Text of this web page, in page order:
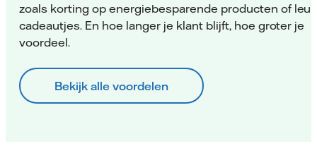
zoals korting op energiebesparende producten of
cadeautjes. En hoe langer je klant blijft, hoe groter je
voordeel.
Bekijk alle voordelen